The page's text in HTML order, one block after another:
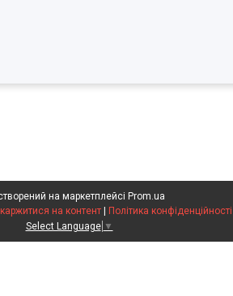
на маркетплейсі Prom.ua
на контент
Політика конфіденційності
Select Language ▼